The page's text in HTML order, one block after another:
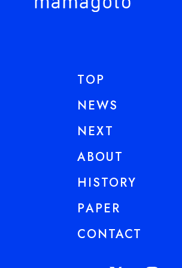
TOP
NEWS
NEXT
ABOUT
HISTORY
PAPER
CONTACT